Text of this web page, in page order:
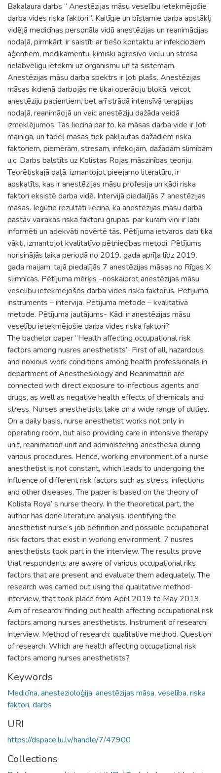
Bakalaura darbs “ Anestēzijas māsu veselību ietekmējošie
darba vides riska faktori.”. Kaitīgie un bīstamie darba apstākļi
vidējā medicīnas personāla vidū anestēzijas un reanimācijas
nodaļā, pirmkārt, ir saistīti ar tiešo kontaktu ar infekcioziem
aģentiem, medikamentu, ķīmiski agresīvo vielu un stresa
nelabvēlīgu ietekmi uz organismu un tā sistēmām.
Anestēzijas māsu darba spektrs ir ļoti plašs. Anestēzijas
māsas ikdienā darbojās ne tikai operāciju blokā, veicot
anestēziju pacientiem, bet arī strādā intensīvā terapijas
nodaļā, reanimācijā un veic anestēziju dažāda veidā
izmeklējumos. Tas liecina par to, ka māsas darba vide ir ļoti
mainīga, un tādēļ māsas tiek pakļautas dažādiem riska
faktoriem, piemērām, stresam, infekcijām, dažādām slimībām
u.c. Darbs balstīts uz Kolistas Rojas māszinības teoriju.
Teorētiskajā daļā, izmantojot pieejamo literatūru, ir
apskatīts, kas ir anestēzijas māsu profesija un kādi riska
faktori eksistē darba vidē. Intervijā piedalījās 7 anestēzijas
māsas. Iegūtie rezultāti liecina, ka anestēzijas māsu darbā
pastāv vairākās riska faktoru grupas, par kuram viņi ir labi
informēti un adekvāti novērtē tās. Pētījuma ietvaros dati tika
vākti, izmantojot kvalitatīvo pētniecības metodi. Pētījums
norisinājās laika periodā no 2019. gada aprīļa līdz 2019.
gada maijam, tajā piedalījās 7 anestēzijas māsas no Rīgas X
slimnīcas. Pētījuma mērķis –noskaidrot anestēzijas māsu
veselību ietekmējošos darba vides riska faktorus. Pētījuma
instruments – intervija. Pētījuma metode – kvalitatīvā
metode. Pētījuma jautājums- Kādi ir anestēzijas māsu
veselību ietekmējošie darba vides riska faktori?
The bachelor paper “Health affecting occupational risk
factors among nusres anesthetists”. First of all, hazardous
and noxious work conditions among health professionals in
department of Anesthesiology and Reanimation are
connected with direct exposure to infectious agents and
drugs, as well as negative health effects of chemicals and
stress. Nurses anesthetists take on a wide range of duties.
On a daily basis, nurse anesthetist works not only in
operating room, but also providing care in intensive therapy
unit, reanimation unit and administering anesthesia during
various procedures. Hence, working environment of a nurse
anesthetist is not constant, which leads to undergoing the
influence of different risk factors such as stress, infections
and other diseases. The paper is based on the theory of
Kolista Roya’ s nurse theory. In the theoretical part, the
author has done literature analysis, identifying the
anesthetist nurse’s job definition and possible occupational
risk factors that exist in working environment. 7 nusres
anesthetists took part in the interview. The results prove
that respondents are aware of various occupational riks
factors that are present and evaluate them adequately. The
research was carried out using the qualitative method-
interview, that took place from April 2019 to May 2019.
Aim of research: finding out health affecting occupational risk
factors among nurses anesthetists. Instrument of research:
interview. Method of research: qualitative method. Question
of research: Which are health affecting occupational risk
factors among nurses anesthetists?
Keywords
Medicīna, anestezioloģija, anestēzijas māsa, veselība, riska
faktori, darbs
URI
https://dspace.lu.lv/handle/7/47900
Collections